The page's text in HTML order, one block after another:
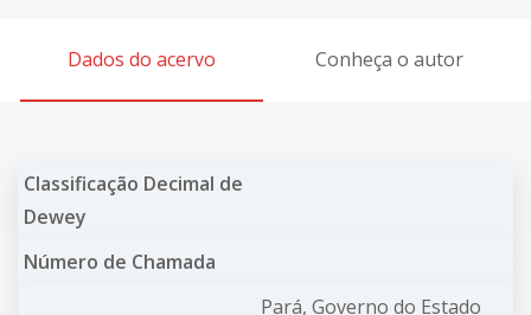
Dados do acervo Conheça o autor
Classificação Decimal de
Dewey
Número de Chamada
Pará, Governo do Estado